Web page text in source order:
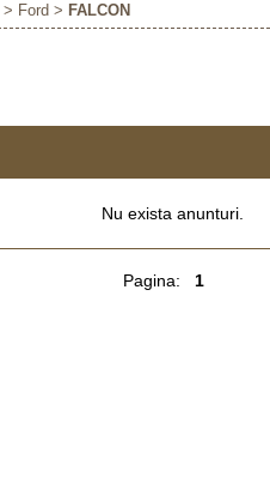
> Ford > FALCON
Nu exista anunturi.
Pagina: 1